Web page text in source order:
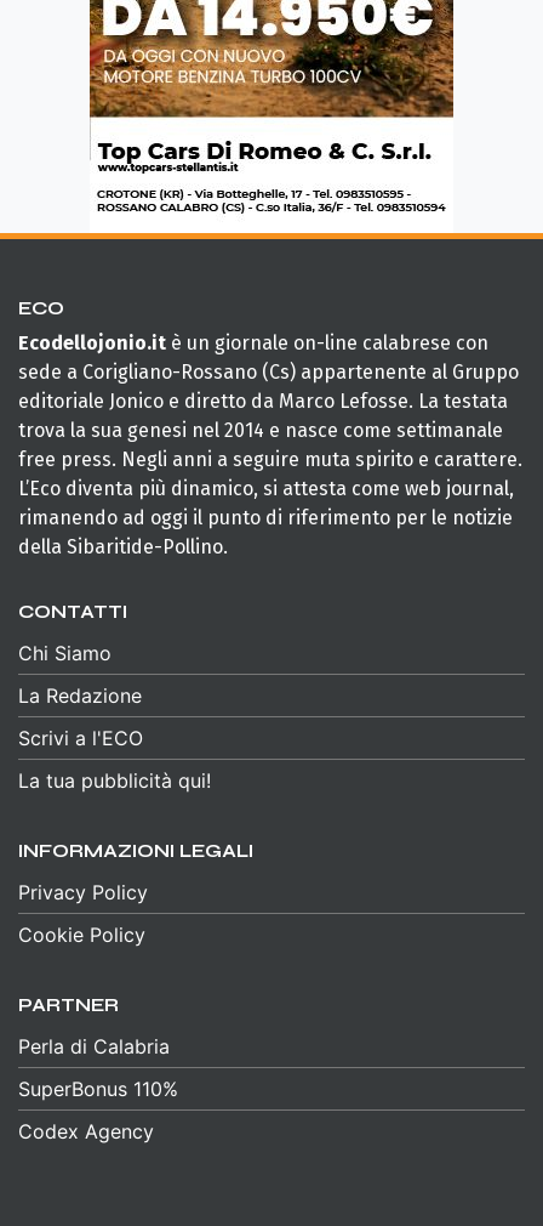
ECO
Ecodellojonio.it è un giornale on-line calabrese con
sede a Corigliano-Rossano (Cs) appartenente al Gruppo
editoriale Jonico e diretto da Marco Lefosse. La testata
trova la sua genesi nel 2014 e nasce come settimanale
free press. Negli anni a seguire muta spirito e carattere.
L’Eco diventa più dinamico, si attesta come web journal,
rimanendo ad oggi il punto di riferimento per le notizie
della Sibaritide-Pollino.
CONTATTI
Chi Siamo
La Redazione
Scrivi a l'ECO
La tua pubblicità qui!
INFORMAZIONI LEGALI
Privacy Policy
Cookie Policy
PARTNER
Perla di Calabria
SuperBonus 110%
Codex Agency